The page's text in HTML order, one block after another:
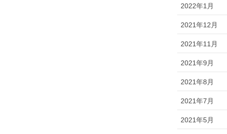
2022年1月
2021年12月
2021年11月
2021年9月
2021年8月
2021年7月
2021年5月